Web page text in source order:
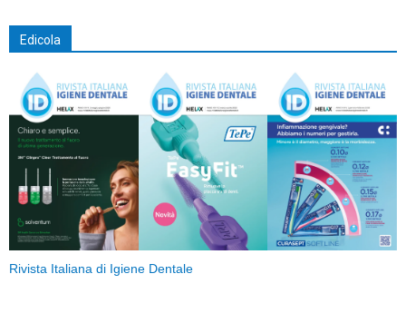
Edicola
Rivista Italiana di Igiene Dentale